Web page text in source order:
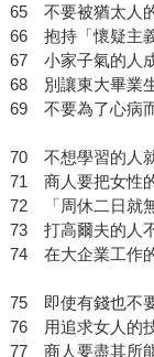
65 不要被猶太人
66 抱持「懷疑主
67 小家子氣的人
68 別讓東大畢業
69 不要為了心病
70 不想學習的人
71 商人要把女性
72 「周休二日就
73 打高爾夫的人
74 在大企業工作
75 即使有錢也不
76 用追求女人的
77 商人要盡其所